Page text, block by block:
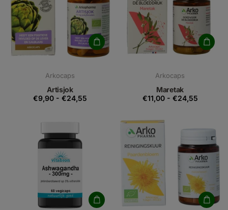
Arkocaps
Artisjok
€9,90 - €24,55
Arkocaps
Maretak
€11,00- €24,55